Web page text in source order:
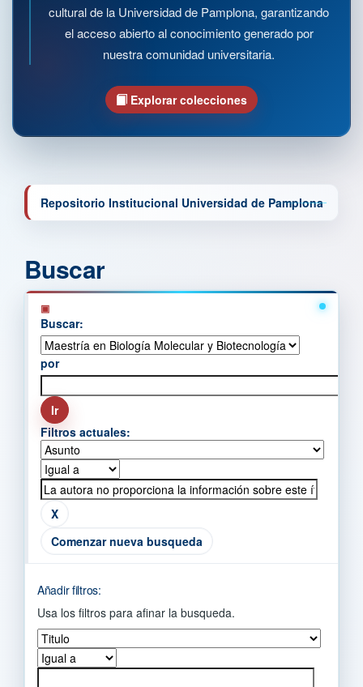
cultural de la Universidad de Pamplona, garantizando
el acceso abierto al conocimiento generado por
nuestra comunidad universitaria.
Explorar colecciones
Repositorio Institucional Universidad de Pamplona
Buscar
Buscar:
por
Filtros actuales:
Comenzar nueva busqueda
Añadir filtros:
Usa los filtros para afinar la busqueda.